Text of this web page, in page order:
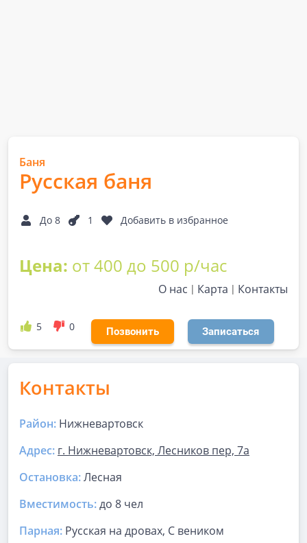
Баня
Русская баня
До 8 1 Добавить в избранное
Цена: от 400 до 500 р/час
О нас Карта Контакты
5 0 Позвонить Записаться
Контакты
Район: Нижневартовск
Адрес: г. Нижневартовск, Лесников пер, 7а
Остановка:Лесная
Вместимость:до 8 чел
Парная: Русская на дровах, С веником